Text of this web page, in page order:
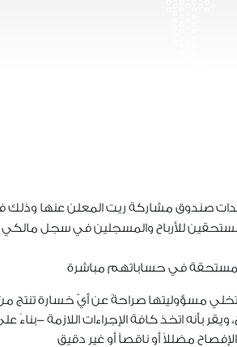
صندوق مشاركة ريت المعلن عنها وذلك
للأرباح والمسجلين في سجل مالكي
المستحقة في حساباتهم مباشرة
وتخلي مسؤوليتها صراحةً عن أيّ خسارة تنتج
بأنه اتخذ كافة الإجراءات اللازمة -بناءً
مضللاً أو ناقصاً أو غير دقيق